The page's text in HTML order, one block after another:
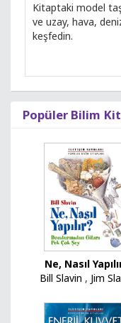
Kitaptaki model
ve uzay, hava,
keşfedin.
Popüler Bilim
Ne, Nasıl
Bill Slavin , Jim